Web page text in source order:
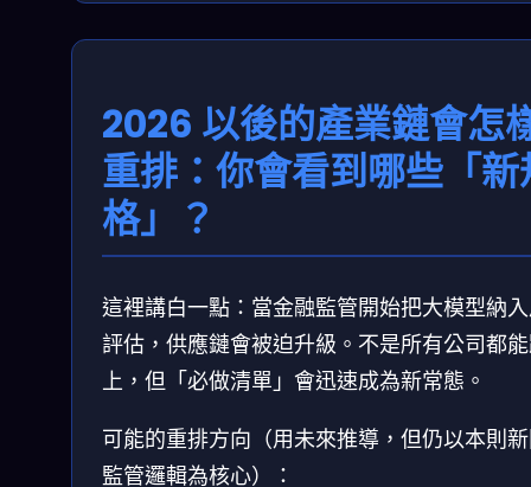
2026 以後的產業鏈會怎
重排：你會看到哪些「新
格」？
這裡講白一點：當金融監管開始把大模型納
評估，供應鏈會被迫升級。不是所有公司都
上，但「必做清單」會迅速成為新常態。
可能的重排方向（用未來推導，但仍以本則
監管邏輯為核心）：